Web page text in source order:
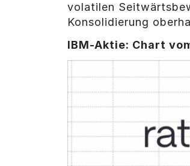
volatilen
Konsolidierung
IBM-Aktie: Chart